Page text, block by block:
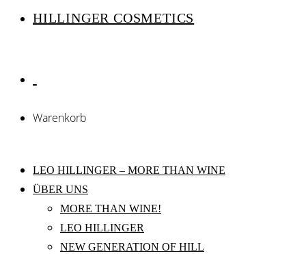
HILLINGER COSMETICS
Warenkorb
LEO HILLINGER – MORE THAN WINE
ÜBER UNS
MORE THAN WINE!
LEO HILLINGER
NEW GENERATION OF HILL